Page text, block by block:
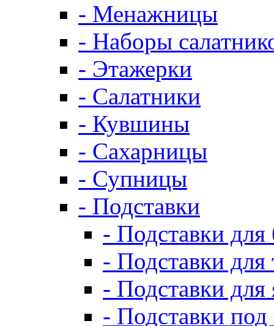
- Менажницы
- Наборы
- Этажерки
- Салатники
- Кувшины
- Сахарницы
- Супницы
- Подставки
- Подставки
- Подставки для
- Подставки для
- Подставки